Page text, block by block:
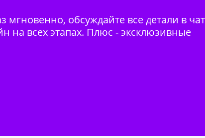
обсуждайте все детали в
на всех этапах. Плюс - эксклюзивные